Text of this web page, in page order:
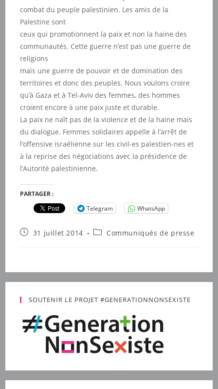
combat du peuple palestinien. Les amis de la
Palestine sont
ceux qui promotionnent la paix et non la haine des
communautés. Cette guerre n’est pas une guerre de
religions
mais une guerre de pouvoir et de domination des
territoires et donc des peuples. Nous voulons croire
qu’à Gaza et à Tel-Aviv des femmes, des hommes
croient encore à une paix juste et durable.
La paix ne naît pas de la violence et de la haine mais
du dialogue. Femmes solidaires appelle à l’arrêt de
l’offensive israélienne sur les civil-es palestien-nes et
à la reprise des négociations avec la présidence de
l’Autorité palestinienne.
PARTAGER :
Telegram
WhatsApp
Publication
31 juillet 2014
PostCommuniqués de presse
SOUTENIR LE PROJET #GENERATIONNONSEXISTE